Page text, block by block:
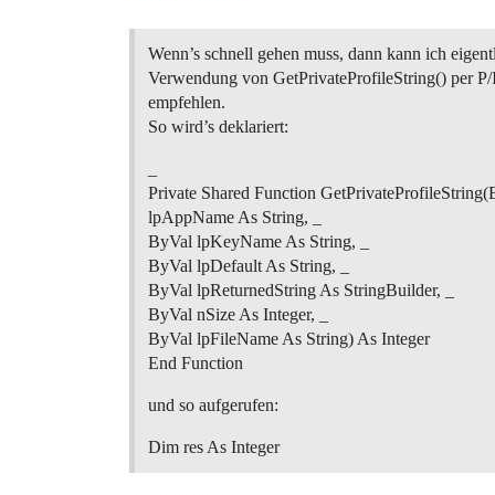
Wenn’s schnell gehen muss, dann kann ich
Verwendung von GetPrivateProfileString() per
empfehlen.
So wird’s deklariert:
Private Shared Function
lpAppName As String, _
ByVal lpKeyName As String, _
ByVal lpDefault As String, _
ByVal lpReturnedString As StringBuilder, _
ByVal nSize As Integer, _
ByVal lpFileName As String) As Integer
End Function
und so aufgerufen:
Dim res As Integer